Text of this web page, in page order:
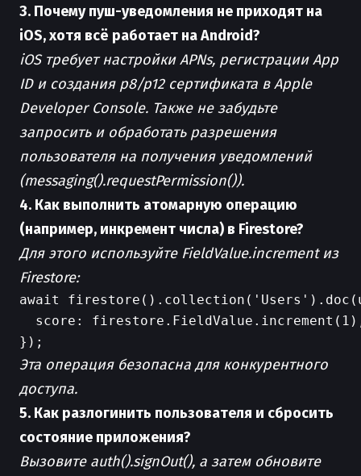
3. Почему пуш-уведомления не приходят на
iOS, хотя всё работает на Android?
iOS требует настройки APNs, регистрации App
ID и создания p8/p12 сертификата в Apple
Developer Console. Также не забудьте
запросить и обработать разрешения
пользователя на получения уведомлений
(messaging().requestPermission()).
4. Как выполнить атомарную операцию
(например, инкремент числа) в Firestore?
Для этого используйте FieldValue.increment из
Firestore:
await
score:
Эта операция безопасна для конкурентного
доступа.
5. Как разлогинить пользователя и сбросить
состояние приложения?
Вызовите auth().signOut(), а затем обновите